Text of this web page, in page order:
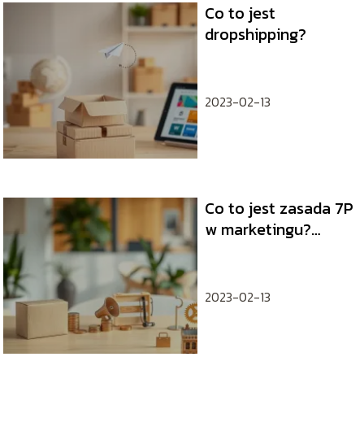
Co to jest
dropshipping?
2023-02-13
Co to jest zasada 7P
w marketingu?
2023-02-13